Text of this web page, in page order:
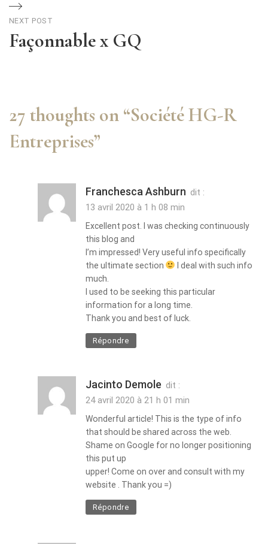
NEXT POST
Façonnable x GQ
27 thoughts on “Société HG-R
Entreprises”
Franchesca Ashburn dit :
13 avril 2020 à 1 h 08 min
Excellent post. I was checking continuously
this blog and
I’m impressed! Very useful info specifically
the ultimate section
I deal with such info
much.
I used to be seeking this particular
information for a long time.
Thank you and best of luck.
Répondre
Jacinto Demole dit :
24 avril 2020 à 21 h 01 min
Wonderful article! This is the type of info
that should be shared across the web.
Shame on Google for no longer positioning
this put up
upper! Come on over and consult with my
website . Thank you =)
Répondre